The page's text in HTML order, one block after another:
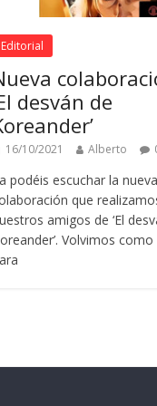
Editorial
desván de
16/10/2021 Alberto
podéis escuchar la nueva
que
amigos de ‘El
Volvimos